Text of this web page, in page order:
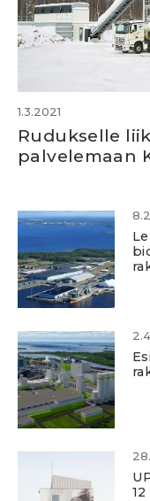
1.3.2021
Rudukselle
palvelemaan